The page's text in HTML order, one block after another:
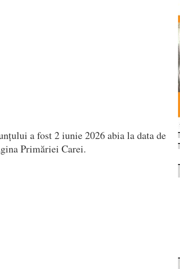
a fost 2 iunie 2026 abia la data de
Primăriei Carei.